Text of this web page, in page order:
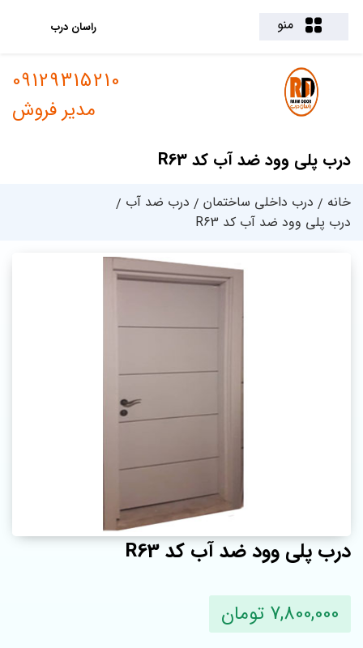
منو راسان درب
درب پلی وود ضد آب کد R63
09129315210
مدیر فروش
خانه درب داخلی ساختمان
درب ضد آب
درب پلی وود ضد آب کد R63
درب پلی وود ضد آب کد R63
7,800,000 تومان